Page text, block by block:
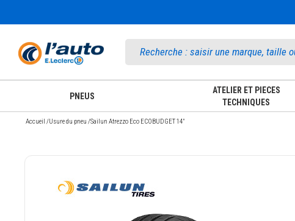
PNEUS
ATELIER ET PIECES
TECHNIQUES
Accueil /Usure du pneu /Sailun Atrezzo Eco ECOBUDGET 14"